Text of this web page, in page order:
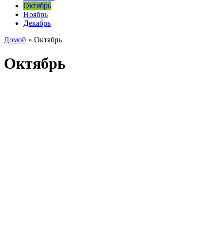
Октябрь
Ноябрь
Декабрь
Домой » Октябрь
Октябрь